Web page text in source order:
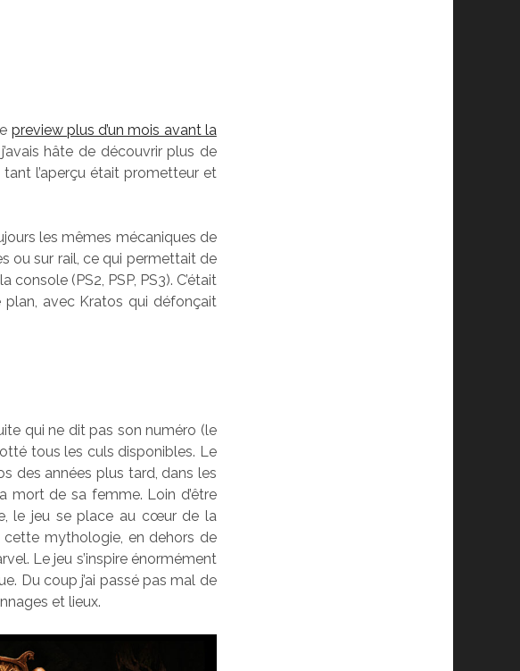
preview plus d’un mois avant la
hâte de découvrir plus de
tant l’aperçu était prometteur et
les mêmes mécaniques de
ou sur rail, ce qui permettait de
(PS2, PSP, PS3). C’était
plan, avec Kratos qui défonçait
qui ne dit pas son numéro (le
tous les culs disponibles. Le
des années plus tard, dans les
mort de sa femme. Loin d’être
le jeu se place au cœur de la
cette mythologie, en dehors de
Le jeu s’inspire énormément
Du coup j’ai passé pas mal de
et lieux.